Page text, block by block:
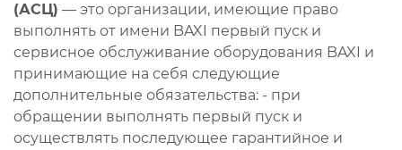
(АСЦ) — это организации, имеющие право
выполнять от имени BAXI первый пуск и
сервисное обслуживание оборудования BAXI и
принимающие на себя следующие
дополнительные обязательства: - при
обращении выполнять первый пуск и
осуществлять последующее гарантийное и